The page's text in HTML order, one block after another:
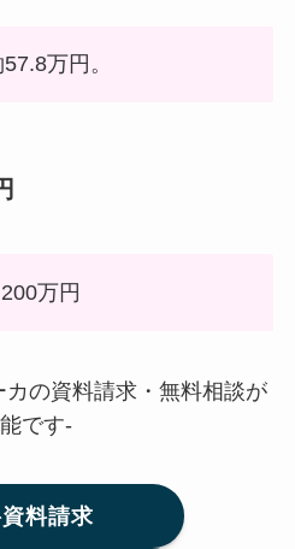
万円。
万円
の資料請求・無料相談が
です-
料請求